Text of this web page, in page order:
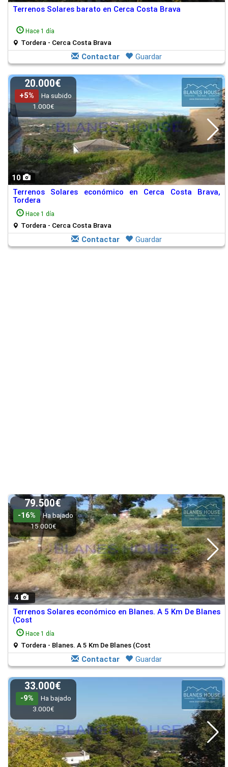
Terrenos Solares barato en Cerca Costa Brava
Hace 1 día
Tordera - Cerca Costa Brava
Contactar Guardar
10
20.000€
+5%
Ha subido
1.000€
Terrenos Solares económico en Cerca Costa Brava,
Tordera
Hace 1 día
Tordera - Cerca Costa Brava
Contactar Guardar
4
79.500€
-16%
Ha bajado
15.000€
Terrenos Solares económico en Blanes. A 5 Km De Blanes
(Cost
Hace 1 día
Tordera - Blanes. A 5 Km De Blanes (Cost
Contactar Guardar
33.000€
-9%
Ha bajado
3.000€